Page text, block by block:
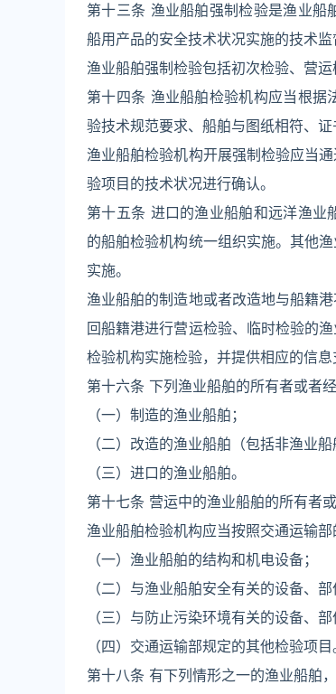
第十三条 渔业船舶强制检验是渔业船
船用产品的安全技术状况实施的技术监
渔业船舶强制检验包括初次检验、营运
第十四条 渔业船舶检验机构应当根据
验技术规范要求、船舶与图纸相符、证
渔业船舶检验机构开展强制检验应当
验项目的技术状况进行确认。
第十五条 进口的渔业船舶和远洋渔业
的船舶检验机构统一组织实施。其他
实施。
渔业船舶的制造地或者改造地与船籍
回船籍港进行营运检验、临时检验的
检验机构实施检验，并提供相应的信
第十六条 下列渔业船舶的所有者或者
（一）制造的渔业船舶；
（二）改造的渔业船舶（包括非渔业
（三）进口的渔业船舶。
第十七条 营运中的渔业船舶的所有者
渔业船舶检验机构应当按照交通运输
（一）渔业船舶的结构和机电设备；
（二）与渔业船舶安全有关的设备、部
（三）与防止污染环境有关的设备、部
（四）交通运输部规定的其他检验项目
第十八条 有下列情形之一的渔业船舶